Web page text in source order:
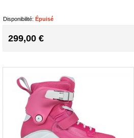
Disponibilité: Épuisé
299,00 €